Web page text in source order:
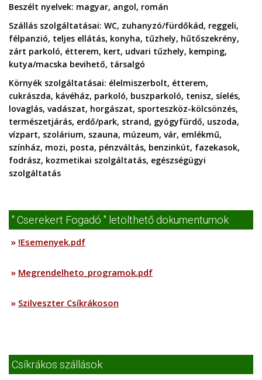
Beszélt nyelvek: magyar, angol, román
Szállás szolgáltatásai: WC, zuhanyzó/fürdőkád, reggeli,
félpanzió, teljes ellátás, konyha, tűzhely, hűtőszekrény,
zárt parkoló, étterem, kert, udvari tűzhely, kemping,
kutya/macska bevihető, társalgó
Környék szolgáltatásai: élelmiszerbolt, étterem,
cukrászda, kávéház, parkoló, buszparkoló, tenisz, síelés,
lovaglás, vadászat, horgászat, sporteszköz-kölcsönzés,
természetjárás, erdő/park, strand, gyógyfürdő, uszoda,
vízpart, szolárium, szauna, múzeum, vár, emlékmű,
színház, mozi, posta, pénzváltás, benzinkút, fazekasok,
fodrász, kozmetikai szolgáltatás, egészségügyi
szolgáltatás
" Cserekert Fogadó " letölthető dokumentumok
» !Esemenyek.pdf
» Megrendelheto_programok.pdf
» Szilveszter Csíkrákoson
Csíkrákos szállások